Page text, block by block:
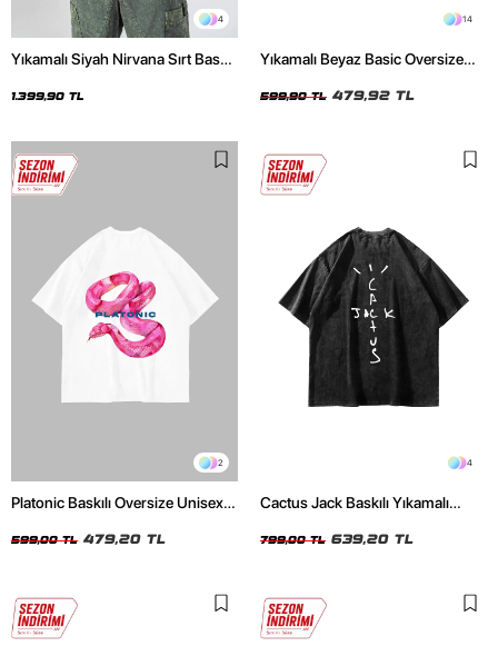
4
Yıkamalı Siyah Nirvana Sırt Baskılı
1.399,90 TL
14
Yıkamalı Beyaz Basic Oversize
599,90 TL 479,92 TL
2
Platonic Baskılı Oversize Unisex
599,00 TL 479,20 TL
4
Cactus Jack Baskılı Yıkamalı
799,00 TL 639,20 TL